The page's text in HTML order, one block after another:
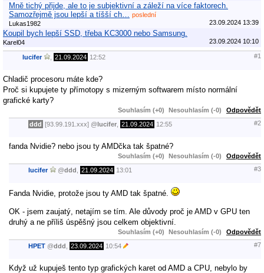
Mně tichý přijde, ale to je subjektivní a záleží na více faktorech.
Samozřejmě jsou lepší a tíšší ch…
poslední
Lukas1982
23.09.2024 13:39
Koupil bych lepší SSD, třeba KC3000 nebo Samsung.
Karel04 23.09.2024 10:10
lucifer 21.09.2024 12:52 #1
Chladič procesoru máte kde?
Proč si kupujete ty přímotopy s mizerným softwarem místo normální
grafické karty?
Souhlasím (+0) Nesouhlasím (-0) Odpovědět
ddd [93.99.191.xxx] @lucifer 21.09.2024 12:55 #2
fanda Nvidie? nebo jsou ty AMDčka tak špatné?
Souhlasím (+0) Nesouhlasím (-0) Odpovědět
lucifer @ddd 21.09.2024 13:01 #3
Fanda Nvidie, protože jsou ty AMD tak špatné.
OK - jsem zaujatý, netajím se tím. Ale důvody proč je AMD v GPU ten
druhý a ne příliš úspěšný jsou celkem objektivní.
Souhlasím (+0) Nesouhlasím (-0) Odpovědět
HPET @ddd 23.09.2024 10:54 #7
Když už kupuješ tento typ grafických karet od AMD a CPU, nebylo by